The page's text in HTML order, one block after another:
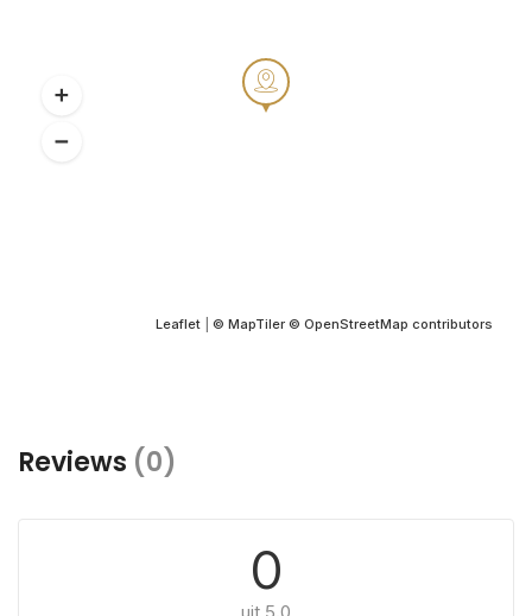
Leaflet © MapTiler © OpenStreetMap contributors
Reviews (0)
0